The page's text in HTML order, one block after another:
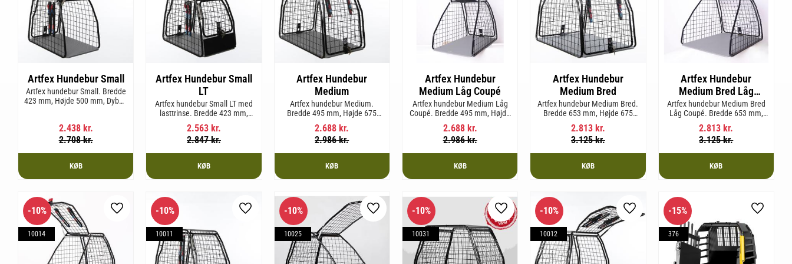
Artfex Hundebur Small
Artfex hundebur Small. Bredde
423 mm, Højde 500 mm, Dybde
2.438kr.
2.708kr.
KØB
Artfex Hundebur Small
LT
Artfex hundebur Small LT med
lasttrinse. Bredde 423 mm,
Højde 500 mm, Dybde 670 mm
og vægt 12,9 kg.
2.563kr.
2.847kr.
KØB
Artfex Hundebur
Medium
Artfex hundebur Medium.
Bredde 495 mm, Højde 675
mm, Dybde 830 mm og vægt
17 kg.
2.688 kr.
2.986kr.
KØB
Artfex Hundebur
Medium Låg Coupé
Artfex hundebur Medium Låg
Coupé. Bredde 495 mm, Højde
580 mm, Dybde 830 mm og
vægt 15,2 kg.
2.688kr.
2.986kr.
KØB
Artfex Hundebur
Medium Bred
Artfex hundebur Medium Bred.
Bredde 653 mm, Højde 675
mm, Dybde 830 mm og vægt
19,7 kg.
2.813kr.
3.125kr.
KØB
Artfex Hundebur
Medium Bred Låg
Coupé
Artfex hundebur Medium Bred
Låg Coupé. Bredde 653 mm,
Højde 580 mm, Dybde 830 mm
og vægt 17,5 kg.
2.813 kr.
3.125kr.
KØB
10%
10014
Gem som favorit
10%
10011
Gem som favorit
10%
10025
Gem som favorit
10%
10031
Gem som favorit
10%
10012
Gem som favorit
15%
376
Gem